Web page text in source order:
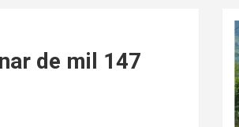
de mil 147